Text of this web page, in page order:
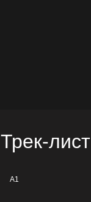
Трек-лист
A1